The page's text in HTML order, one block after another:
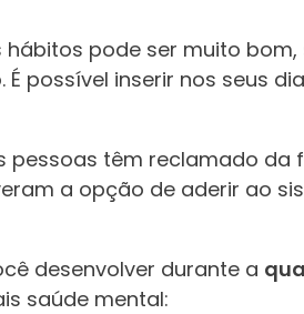
pode ser muito
possível inserir nos seus
pessoas têm reclamado da
a opção de aderir ao
desenvolver durante a
saúde mental: